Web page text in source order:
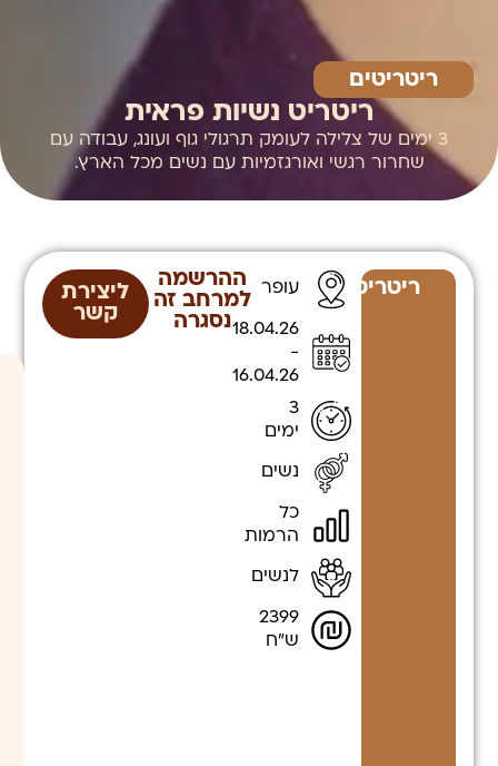
ריטריטים
ריטריט נשיות פראית
3 ימים של צלילה לעומק תרגולי גוף ועונג, עבודה עם
שחרור רגשי ואורגזמיות עם נשים מכל הארץ.
ריטריטים עופר
18.04.26
-
16.04.26
3
ימים
נשים
כל
הרמות
לנשים
2399
ש"ח
ההרשמה
למרחב זה
נסגרה
ליצירת
קשר
לגלות